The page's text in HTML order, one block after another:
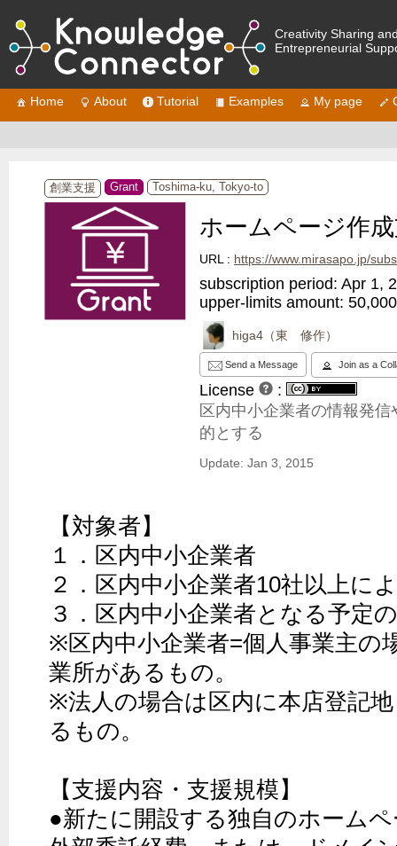
Creativity Sharing
Entrepreneurial
Home About Tutorial Examples My page
創業支援 Grant Toshima-ku, Tokyo-to
ホームページ作
URL : https://www.mirasapo.jp/subsidy/
subscription period: Apr 1,
upper-limits amount:
higa4（東 修作）
Send a Message Join as a
License
:
区内中小企業者の情報発
的とする
Update: Jan 3, 2015
【対象者】
１．区内中小企業者
２．区内中小企業者10社以上に
３．区内中小企業者となる予定
※区内中小企業者=個人事業主の
業所があるもの。
※法人の場合は区内に本店登記
るもの。
【支援内容・支援規模】
●新たに開設する独自のホーム